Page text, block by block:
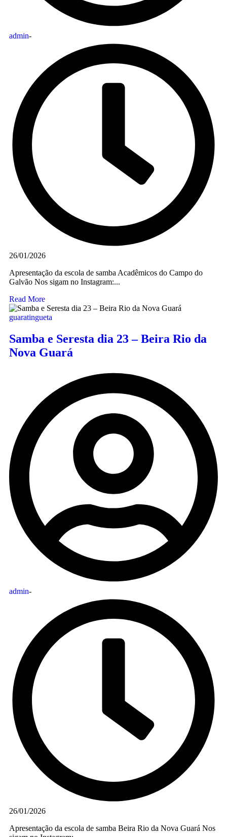
admin-
26/01/2026
Apresentação da escola de samba Acadêmicos do Campo do
Galvão Nos sigam no Instagram:...
Read More
guaratingueta
Samba e Seresta dia 23 – Beira Rio da
Nova Guará
admin-
26/01/2026
Apresentação da escola de samba Beira Rio da Nova Guará Nos